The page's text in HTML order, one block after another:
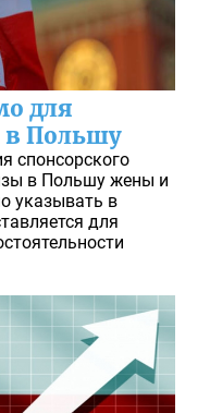
для
Польшу
спонсорского
в Польшу жены и
указывать в
для